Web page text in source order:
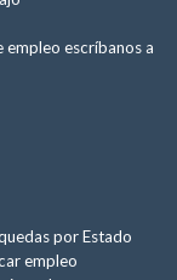
escríbanos a
por Estado
empleo